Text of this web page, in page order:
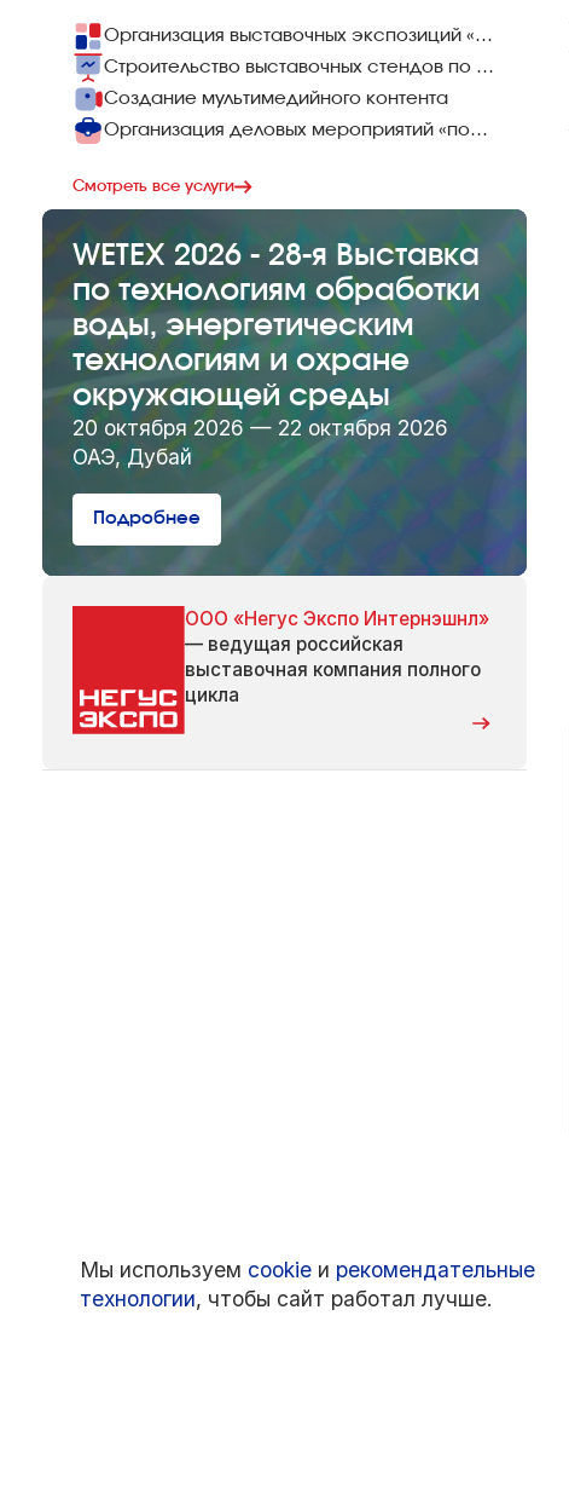
Организация выставочных экспозиций «под ключ»
Строительство выставочных стендов по всему миру
Создание мультимедийного контента
Организация деловых мероприятий «под ключ»
Смотреть все услуги
WETEX 2026 - 28-я Выставка
по технологиям обработки
воды, энергетическим
технологиям и охране
окружающей среды
20 октября 2026 — 22 октября 2026
ОАЭ, Дубай
Подробнее
ООО «Негус Экспо Интернэшнл»
— ведущая российская
выставочная компания полного
цикла
Мы используем cookie и рекомендательные
технологии, чтобы сайт работал лучше.